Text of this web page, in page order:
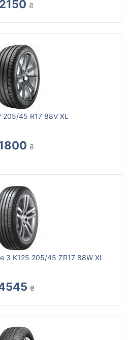
2150 ₴
205/45 R17 88V XL
₴
3 K125 205/45 ZR17 88W XL
₴